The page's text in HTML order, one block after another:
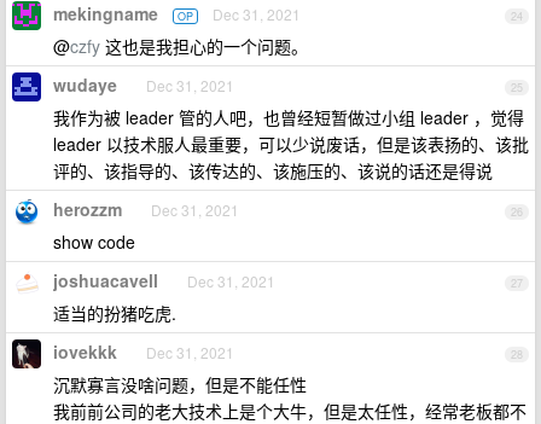
24
mekingname OP Dec 31, 2021
@czfy 这也是我担心的一个问题。
25
wudaye Dec 31, 2021
我作为被 leader 管的人吧，也曾经短暂做过小组 leader ，觉得
leader 以技术服人最重要，可以少说废话，但是该表扬的、该批
评的、该指导的、该传达的、该施压的、该说的话还是得说
26
herozzm Dec 31, 2021
show code
27
joshuacavell Dec 31, 2021
适当的扮猪吃虎.
28
iovekkk Dec 31, 2021
沉默寡言没啥问题，但是不能任性
我前前公司的老大技术上是个大牛，但是太任性，经常老板都不